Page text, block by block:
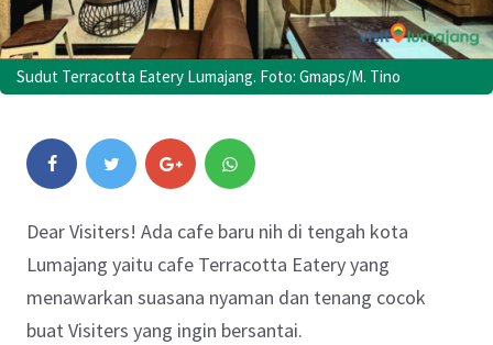
Sudut Terracotta Eatery Lumajang. Foto: Gmaps/M. Tino
Dear Visiters! Ada cafe baru nih di tengah kota
Lumajang yaitu cafe Terracotta Eatery yang
menawarkan suasana nyaman dan tenang cocok
buat Visiters yang ingin bersantai.